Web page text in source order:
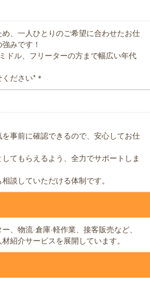
、一人ひとりのご希望に合わせたお仕
みです！
ドル、フリーターの方まで幅広い年代
ださい*＊
事前に確認できるので、安心してお仕
てもらえるよう、全力でサポートしま
談していただける体制です。
、物流·倉庫·軽作業、接客販売など、
紹介サービスを展開しています。